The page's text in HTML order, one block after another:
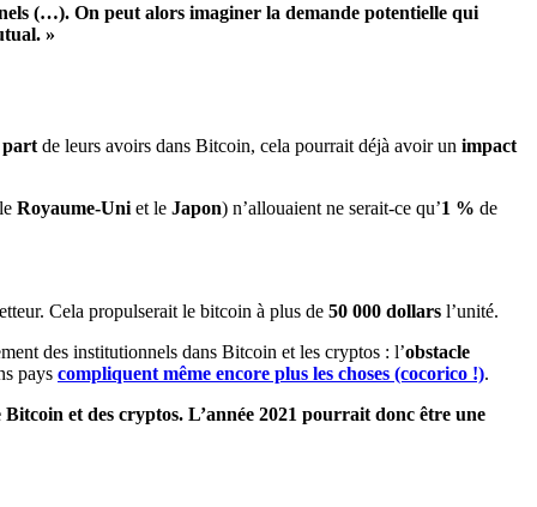
(…). On peut alors imaginer la demande potentielle qui
»
part de leurs avoirs dans Bitcoin, cela pourrait déjà avoir un impact
Royaume-Uni et le Japon) n’allouaient ne serait-ce qu’1 % de
Cela propulserait le bitcoin à plus de 50 000 dollars l’unité.
des institutionnels dans Bitcoin et les cryptos : l’obstacle
pays compliquent même encore plus les choses (cocorico !).
et des cryptos. L’année 2021 pourrait donc être une